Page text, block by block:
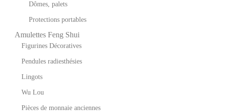
Dômes, palets
Protections portables
Amulettes Feng Shui
Figurines Décoratives
Pendules radiesthésies
Lingots
Wu Lou
Pièces de monnaie anciennes